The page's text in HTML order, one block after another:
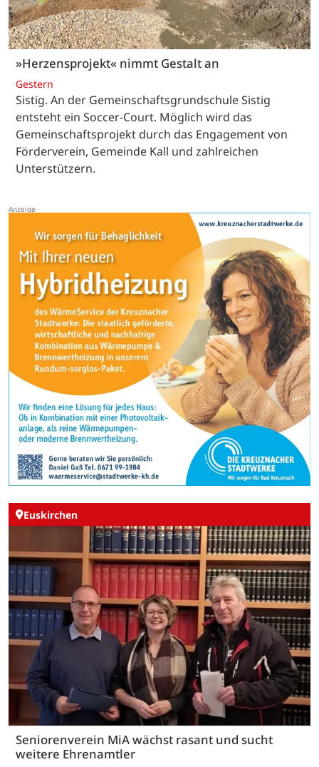
»Herzensprojekt« nimmt Gestalt an
Gestern
Sistig. An der Gemeinschaftsgrundschule Sistig
entsteht ein Soccer-Court. Möglich wird das
Gemeinschaftsprojekt durch das Engagement von
Förderverein, Gemeinde Kall und zahlreichen
Unterstützern.
Euskirchen
Seniorenverein MiA wächst rasant und sucht
weitere Ehrenamtler